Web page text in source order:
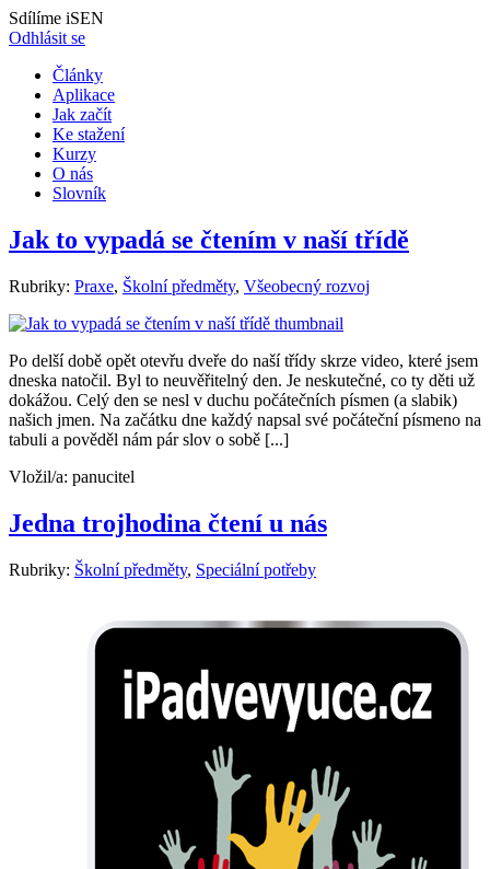
Sdílíme iSEN
Odhlásit se
Články
Aplikace
Jak začít
Ke stažení
Kurzy
O nás
Slovník
Jak to vypadá se čtením v naší třídě
Rubriky: Praxe, Školní předměty, Všeobecný rozvoj
Po delší době opět otevřu dveře do naší třídy skrze video, které jsem
dneska natočil. Byl to neuvěřitelný den. Je neskutečné, co ty děti už
dokážou. Celý den se nesl v duchu počátečních písmen (a slabik)
našich jmen. Na začátku dne každý napsal své počáteční písmeno na
tabuli a pověděl nám pár slov o sobě [...]
Vložil/a: panucitel
Jedna trojhodina čtení u nás
Rubriky: Školní předměty, Speciální potřeby